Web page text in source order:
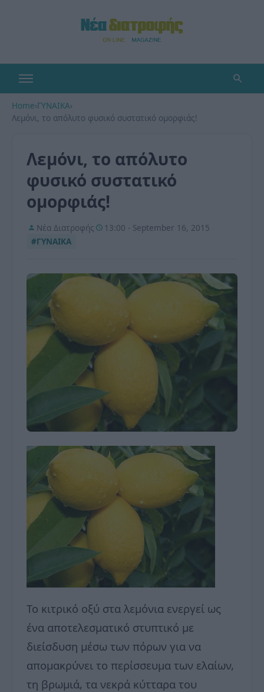
Home›ΓΥΝΑΙΚΑ›
Λεμόνι, το απόλυτο φυσικό συστατικό ομορφιάς!
Λεμόνι, το απόλυτο
φυσικό συστατικό
ομορφιάς!
Νέα Διατροφής
13:00 - September 16, 2015
#ΓΥΝΑΙΚΑ
Το κιτρικό οξύ στα λεμόνια ενεργεί ως
ένα αποτελεσματικό στυπτικό με
διείσδυση μέσω των πόρων για να
απομακρύνει το περίσσευμα των ελαίων,
τη βρωμιά, τα νεκρά κύτταρα του